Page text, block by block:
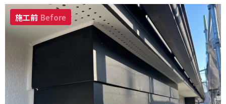
施工前 Before